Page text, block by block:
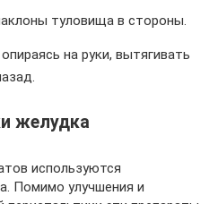
туловища в стороны.
на руки, вытягивать
желудка
используются
Помимо улучшения и